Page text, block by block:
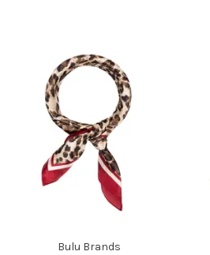
Bulu Brands